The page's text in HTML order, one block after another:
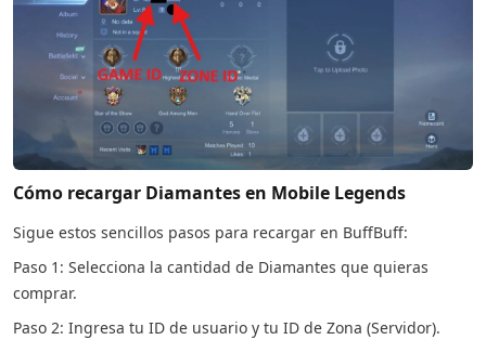
Cómo recargar Diamantes en Mobile Legends
Sigue estos sencillos pasos para recargar en BuffBuff:
Paso 1: Selecciona la cantidad de Diamantes que quieras
comprar.
Paso 2: Ingresa tu ID de usuario y tu ID de Zona (Servidor).